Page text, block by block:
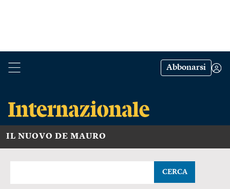
Abbonarsi
IL NUOVO DE MAURO
CERCA